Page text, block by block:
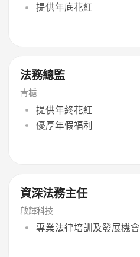
提供年底花紅
法務總監
青梔
提供年終花紅
優厚年假福利
資深法務主任
啟輝科技
專業法律培訓及發展機會